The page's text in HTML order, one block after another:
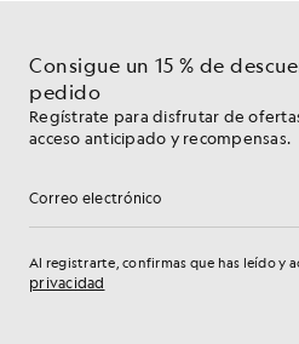
Consigue un 15 % de
pedido
Regístrate para disfrutar de
acceso anticipado y recompensas.
Dirección de correo
Al registrarte, confirmas que has leído y
privacidad